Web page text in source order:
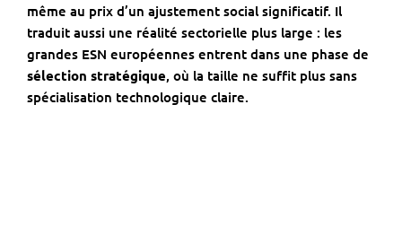
même au prix d’un ajustement social significatif. Il
traduit aussi une réalité sectorielle plus large : les
grandes ESN européennes entrent dans une phase de
sélection stratégique, où la taille ne suffit plus sans
spécialisation technologique claire.